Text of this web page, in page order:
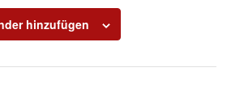
hinzufügen